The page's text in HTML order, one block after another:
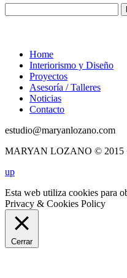
Home
Interiorismo y Diseño
Proyectos
Asesoría / Talleres
Noticias
Contacto
estudio@maryanlozano.com
MARYAN LOZANO © 2015
up
Esta web utiliza cookies para
Privacy & Cookies Policy
Cerrar